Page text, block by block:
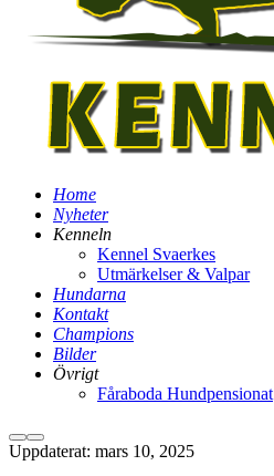
Home
Nyheter
Kenneln
Kennel Svaerkes
Utmärkelser & Valpar
Hundarna
Kontakt
Champions
Bilder
Övrigt
Fåraboda Hundpensionat
Mer
information
Huvudmeny
Uppdaterat: mars 10, 2025